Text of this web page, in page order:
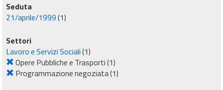
Seduta
21/aprile/1999(1)
Settori
Lavoro e Servizi Sociali(1)
Opere Pubbliche e Trasporti(1)
Programmazione negoziata(1)